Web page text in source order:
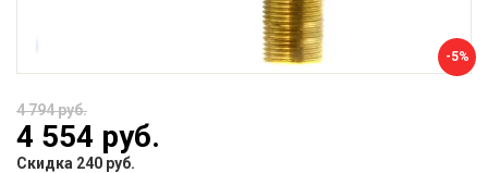
-5%
4 794 руб.
4 554 руб.
Скидка 240 руб.